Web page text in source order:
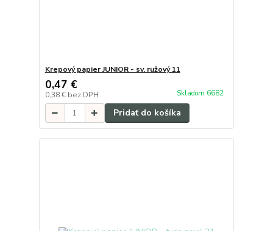
Krepový papier JUNIOR - sv. ružový 11
0,47 €
0,38 € bez DPH Skladom 6682
Pridať do košíka